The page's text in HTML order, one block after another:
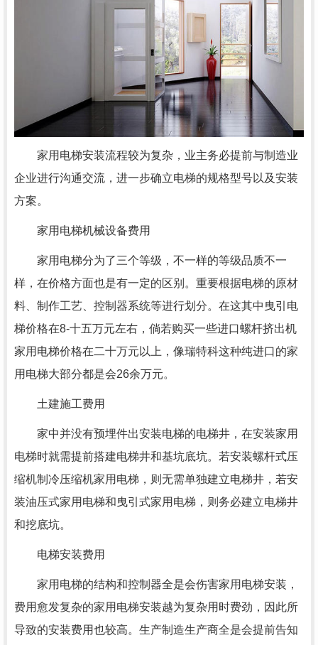
家用电梯安装流程较为复杂，业主务必提前与制造业
企业进行沟通交流，进一步确立电梯的规格型号以及安装
方案。
家用电梯机械设备费用
家用电梯分为了三个等级，不一样的等级品质不一
样，在价格方面也是有一定的区别。重要根据电梯的原材
料、制作工艺、控制器系统等进行划分。在这其中曳引电
梯价格在8-十五万元左右，倘若购买一些进口螺杆挤出机
家用电梯价格在二十万元以上，像瑞特科这种纯进口的家
用电梯大部分都是会26余万元。
土建施工费用
家中并没有预埋件出安装电梯的电梯井，在安装家用
电梯时就需提前搭建电梯井和基坑底坑。若安装螺杆式压
缩机制冷压缩机家用电梯，则无需单独建立电梯井，若安
装油压式家用电梯和曳引式家用电梯，则务必建立电梯井
和挖底坑。
电梯安装费用
家用电梯的结构和控制器全是会伤害家用电梯安装，
费用愈发复杂的家用电梯安装越为复杂用时费劲，因此所
导致的安装费用也较高。生产制造生产商全是会提前告知